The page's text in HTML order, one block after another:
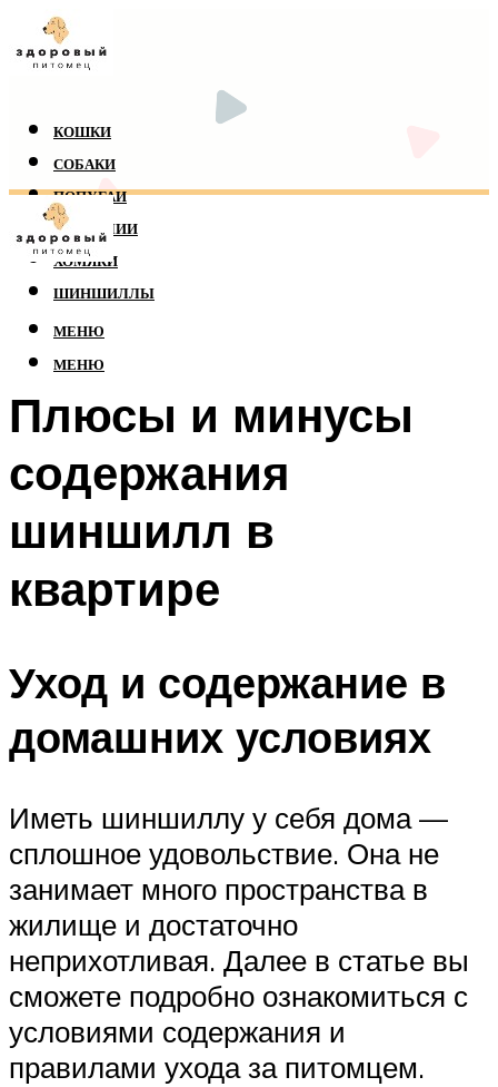
КОШКИ
СОБАКИ
ПОПУГАИ
РЕПТИЛИИ
ХОМЯКИ
ШИНШИЛЛЫ
МЕНЮ
МЕНЮ
Плюсы и минусы
содержания
шиншилл в
квартире
Уход и содержание в
домашних условиях
Иметь шиншиллу у себя дома —
сплошное удовольствие. Она не
занимает много пространства в
жилище и достаточно
неприхотливая. Далее в статье вы
сможете подробно ознакомиться с
условиями содержания и
правилами ухода за питомцем.